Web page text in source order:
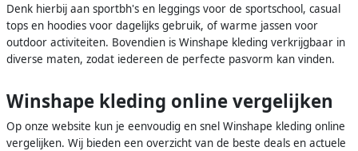
Denk hierbij aan sportbh's en leggings voor de sportschool, casual
tops en hoodies voor dagelijks gebruik, of warme jassen voor
outdoor activiteiten. Bovendien is Winshape kleding verkrijgbaar in
diverse maten, zodat iedereen de perfecte pasvorm kan vinden.
Winshape kleding online vergelijken
Op onze website kun je eenvoudig en snel Winshape kleding online
vergelijken. Wij bieden een overzicht van de beste deals en actuele